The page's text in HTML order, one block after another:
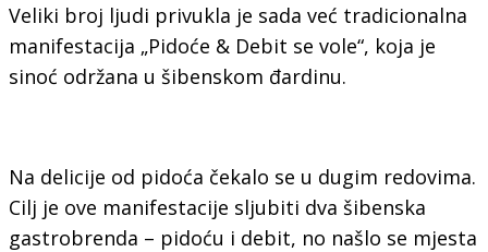
Veliki broj ljudi privukla je sada već tradicionalna
manifestacija „Pidoće & Debit se vole“, koja je
sinoć održana u šibenskom đardinu.
Na delicije od pidoća čekalo se u dugim redovima.
Cilj je ove manifestacije sljubiti dva šibenska
gastrobrenda – pidoću i debit, no našlo se mjesta